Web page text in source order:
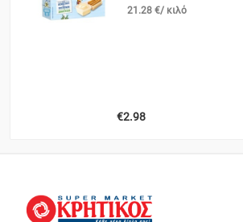
21.28 €/ κιλό
€2.98